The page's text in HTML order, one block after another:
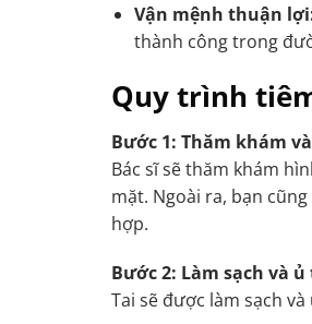
Vận mệnh thuận
thành công trong
Quy trình
Bước 1: Thăm khám
Bác sĩ sẽ thăm khám
mặt. Ngoài ra, bạn
hợp.
Bước 2: Làm sạch và ủ
Tai sẽ được làm sạch